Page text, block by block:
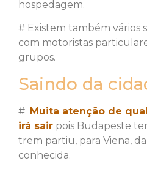
hospedagem.
# Existem também vários
com motoristas
grupos.
Saindo da
# Muita atenção de
irá sair pois Budapeste
trem partiu, para Viena,
conhecida.